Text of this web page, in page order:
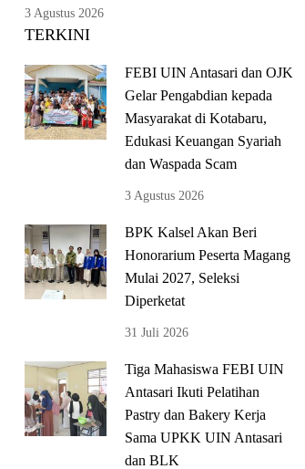
3 Agustus 2026
TERKINI
FEBI UIN Antasari dan OJK
Gelar Pengabdian kepada
Masyarakat di Kotabaru,
Edukasi Keuangan Syariah
dan Waspada Scam
3 Agustus 2026
BPK Kalsel Akan Beri
Honorarium Peserta Magang
Mulai 2027, Seleksi
Diperketat
31 Juli 2026
Tiga Mahasiswa FEBI UIN
Antasari Ikuti Pelatihan
Pastry dan Bakery Kerja
Sama UPKK UIN Antasari
dan BLK